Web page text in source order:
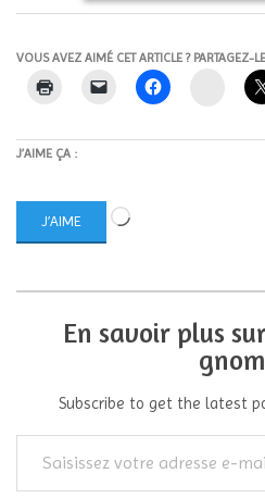
VOUS AVEZ AIMÉ CET ARTICLE ? PARTAGEZ-
J’AIME ÇA :
J’AIME
En savoir plus
Subscribe to get the latest
votre
adresse